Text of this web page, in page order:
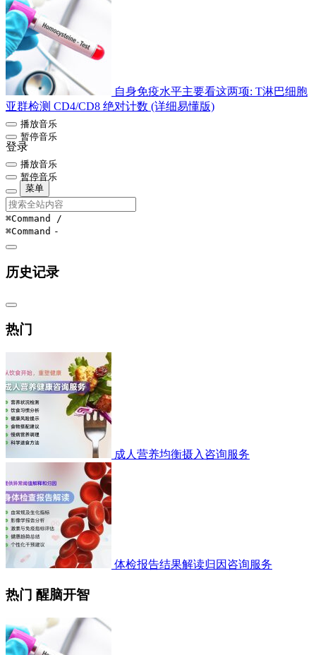
自身免疫水平主要看这两项: T淋巴细胞
亚群检测 CD4/CD8 绝对计数 (详细易懂版)
播放音乐
暂停音乐
登录
播放音乐
暂停音乐
菜单
⌘Command /
⌘Command -
历史记录
热门
成人营养均衡摄入咨询服务
体检报告结果解读归因咨询服务
热门 醒脑开智